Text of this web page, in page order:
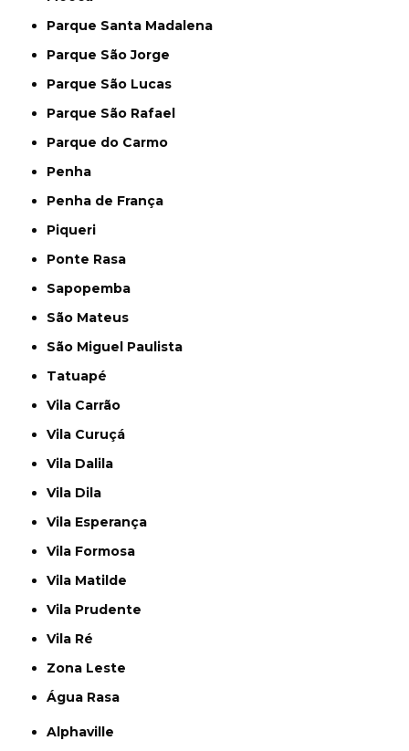
Parque Santa Madalena
Parque São Jorge
Parque São Lucas
Parque São Rafael
Parque do Carmo
Penha
Penha de França
Piqueri
Ponte Rasa
Sapopemba
São Mateus
São Miguel Paulista
Tatuapé
Vila Carrão
Vila Curuçá
Vila Dalila
Vila Dila
Vila Esperança
Vila Formosa
Vila Matilde
Vila Prudente
Vila Ré
Zona Leste
Água Rasa
Alphaville